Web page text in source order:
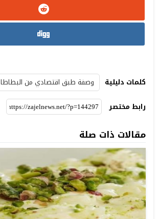
كلمات دليلية
وصفة طبق اقتصادي من البطاطا
رابط مختصر
مقالات ذات صلة